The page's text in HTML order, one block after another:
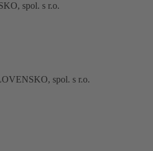
spol. s r.o.
spol. s r.o.